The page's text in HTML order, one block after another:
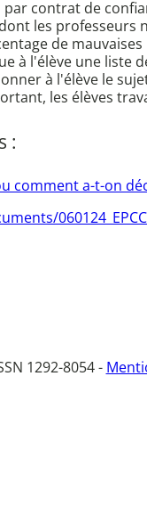
contrat de
les professeurs
de
à l'élève une liste
à l'élève le
les élèves
:
comment a-t-on
1292-8054 -